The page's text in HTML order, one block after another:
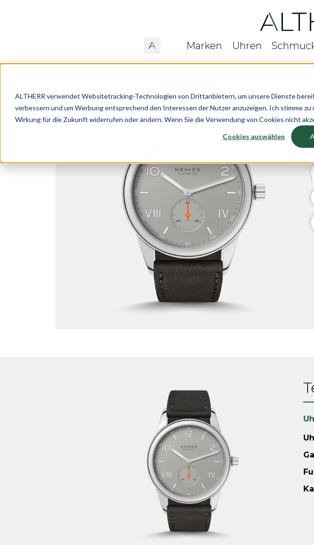
ALTHERR verwendet Websitetracking-Technologien von Drittanbietern, um unsere Dienste
verbessern und um Werbung entsprechend den Interessen der Nutzer anzuzeigen. Ich stimme zu
Wirkung für die Zukunft widerrufen oder ändern. Wenn Sie die Verwendung von Cookies nicht
Cookies auswählen
Marken Uhren